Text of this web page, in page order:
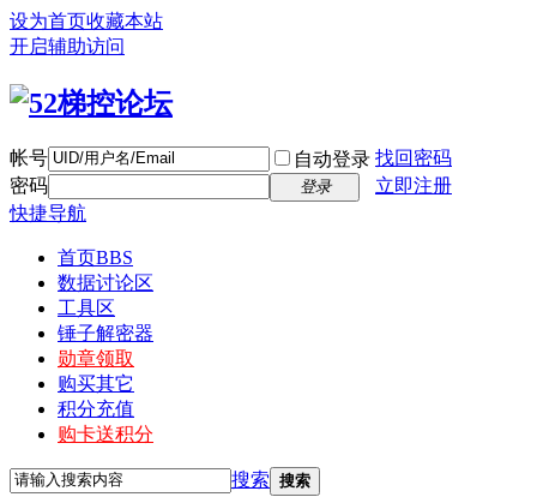
设为首页收藏本站
开启辅助访问
帐号 自动登录 找回密码
密码
登录
立即注册
快捷导航
首页BBS
数据讨论区
工具区
锤子解密器
勋章领取
购买其它
积分充值
购卡送积分
搜索 搜索